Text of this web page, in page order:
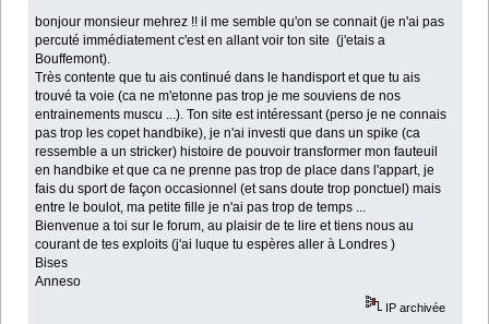
bonjour monsieur mehrez !! il me semble qu'on se connait (je n'ai pas
percuté immédiatement c'est en allant voir ton site (j'etais a
Bouffemont).
Très contente que tu ais continué dans le handisport et que tu ais
trouvé ta voie (ca ne m'etonne pas trop je me souviens de nos
entrainements muscu ...). Ton site est intéressant (perso je ne connais
pas trop les copet handbike), je n'ai investi que dans un spike (ca
ressemble a un stricker) histoire de pouvoir transformer mon fauteuil
en handbike et que ca ne prenne pas trop de place dans l'appart, je
fais du sport de façon occasionnel (et sans doute trop ponctuel) mais
entre le boulot, ma petite fille je n'ai pas trop de temps ...
Bienvenue a toi sur le forum, au plaisir de te lire et tiens nous au
courant de tes exploits (j'ai luque tu espères aller à Londres )
Bises
Anneso
IP archivée